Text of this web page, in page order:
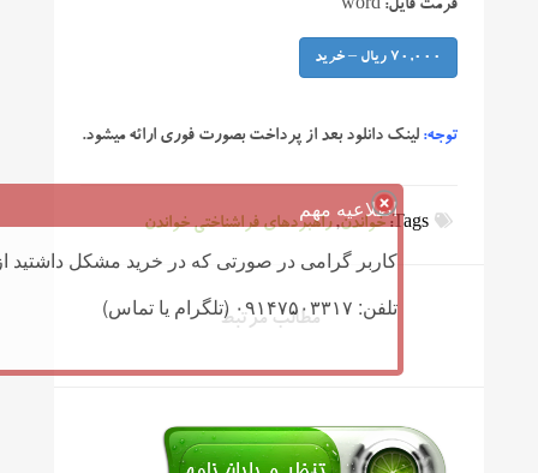
فرمت فایل: word
70,000 ریال – خرید
توجه: لینک دانلود بعد از پرداخت بصورت فوری ارائه میشود.
Tags: خواندن,راهبردهای فراشناختی خواندن
مطالب مرتبط
اطلاعیه مهم
کاربر گرامی در صورتی که در خرید مشکل داشتید
تلفن: ۰۹۱۴۷۵۰۳۳۱۷ (تلگرام یا تماس)